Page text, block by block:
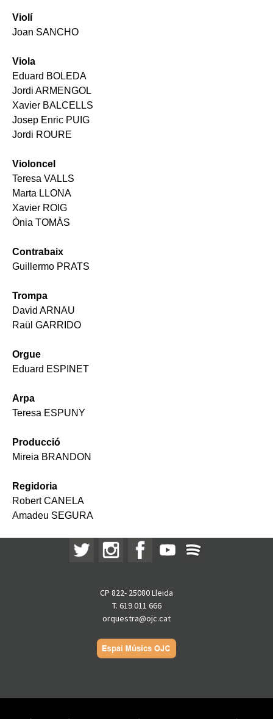
Violí
Joan SANCHO
Viola
Eduard BOLEDA
Jordi ARMENGOL
Xavier BALCELLS
Josep Enric PUIG
Jordi ROURE
Violoncel
Teresa VALLS
Marta LLONA
Xavier ROIG
Ònia TOMÀS
Contrabaix
Guillermo PRATS
Trompa
David ARNAU
Raül GARRIDO
Orgue
Eduard ESPINET
Arpa
Teresa ESPUNY
Producció
Mireia BRANDON
Regidoria
Robert CANELA
Amadeu SEGURA
CP 822- 25080 Lleida
T. 619 011 666
orquestra@ojc.cat